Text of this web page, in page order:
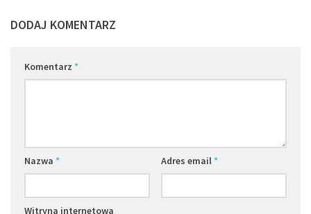
DODAJ KOMENTARZ
Komentarz *
Nazwa * Adres email*
Witryna internetowa